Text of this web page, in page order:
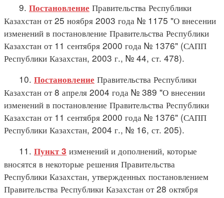
9. Постановление Правительства Республики
Казахстан от 25 ноября 2003 года № 1175 "О внесении
изменений в постановление Правительства Республики
Казахстан от 11 сентября 2000 года № 1376" (САПП
Республики Казахстан, 2003 г., № 44, ст. 478).
10. Постановление Правительства Республики
Казахстан от 8 апреля 2004 года № 389 "О внесении
изменений в постановление Правительства Республики
Казахстан от 11 сентября 2000 года № 1376" (САПП
Республики Казахстан, 2004 г., № 16, ст. 205).
11. Пункт 3 изменений и дополнений, которые
вносятся в некоторые решения Правительства
Республики Казахстан, утвержденных постановлением
Правительства Республики Казахстан от 28 октября